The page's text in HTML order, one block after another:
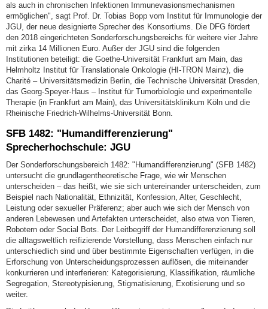
als auch in chronischen Infektionen Immunevasionsmechanismen
ermöglichen", sagt Prof. Dr. Tobias Bopp vom Institut für Immunologie der
JGU, der neue designierte Sprecher des Konsortiums. Die DFG fördert
den 2018 eingerichteten Sonderforschungsbereichs für weitere vier Jahre
mit zirka 14 Millionen Euro. Außer der JGU sind die folgenden
Institutionen beteiligt: die Goethe-Universität Frankfurt am Main, das
Helmholtz Institut für Translationale Onkologie (HI-TRON Mainz), die
Charité – Universitätsmedizin Berlin, die Technische Universität Dresden,
das Georg-Speyer-Haus – Institut für Tumorbiologie und experimentelle
Therapie (in Frankfurt am Main), das Universitätsklinikum Köln und die
Rheinische Friedrich-Wilhelms-Universität Bonn.
SFB 1482: "Humandifferenzierung"
Sprecherhochschule: JGU
Der Sonderforschungsbereich 1482: "Humandifferenzierung" (SFB 1482)
untersucht die grundlagentheoretische Frage, wie wir Menschen
unterscheiden – das heißt, wie sie sich untereinander unterscheiden, zum
Beispiel nach Nationalität, Ethnizität, Konfession, Alter, Geschlecht,
Leistung oder sexueller Präferenz; aber auch wie sich der Mensch von
anderen Lebewesen und Artefakten unterscheidet, also etwa von Tieren,
Robotern oder Social Bots. Der Leitbegriff der Humandifferenzierung soll
die alltagsweltlich reifizierende Vorstellung, dass Menschen einfach nur
unterschiedlich sind und über bestimmte Eigenschaften verfügen, in die
Erforschung von Unterscheidungsprozessen auflösen, die miteinander
konkurrieren und interferieren: Kategorisierung, Klassifikation, räumliche
Segregation, Stereotypisierung, Stigmatisierung, Exotisierung und so
weiter.